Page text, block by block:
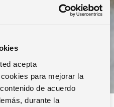
acepta
para mejorar la
de acuerdo
durante la